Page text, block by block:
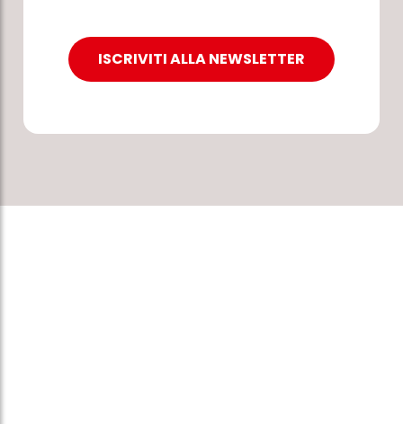
ISCRIVITI ALLA NEWSLETTER